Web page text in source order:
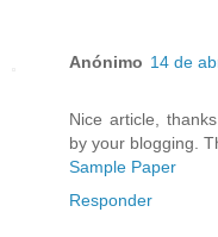
Anónimo 14 de
Nice article,
by your blogging.
Sample Paper
Responder